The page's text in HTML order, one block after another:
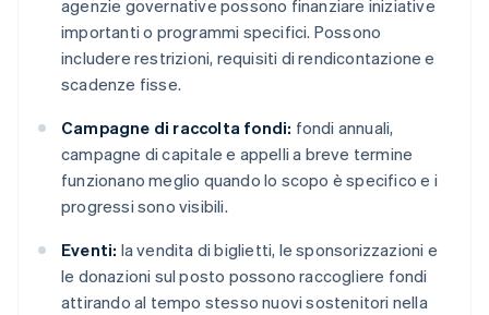
agenzie governative possono finanziare iniziative
importanti o programmi specifici. Possono
includere restrizioni, requisiti di rendicontazione e
scadenze fisse.
Campagne di raccolta fondi: fondi annuali,
campagne di capitale e appelli a breve termine
funzionano meglio quando lo scopo è specifico e i
progressi sono visibili.
Eventi: la vendita di biglietti, le sponsorizzazioni e
le donazioni sul posto possono raccogliere fondi
attirando al tempo stesso nuovi sostenitori nella